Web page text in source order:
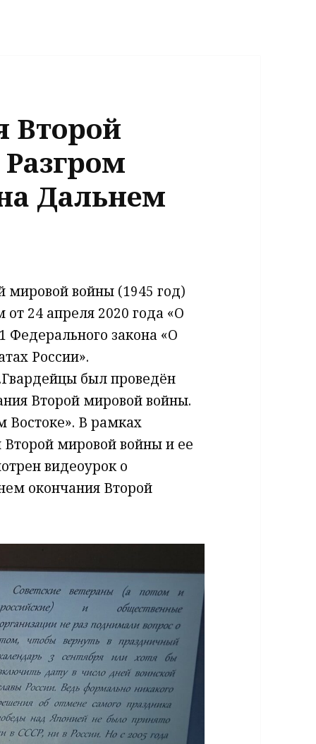
Второй
Дальнем
мировой войны (1945 год)
24 апреля 2020 года «О
Федерального закона «О
России».
был проведён
Второй мировой войны.
Востоке». В рамках
Второй мировой войны и ее
видеоурок о
окончания Второй